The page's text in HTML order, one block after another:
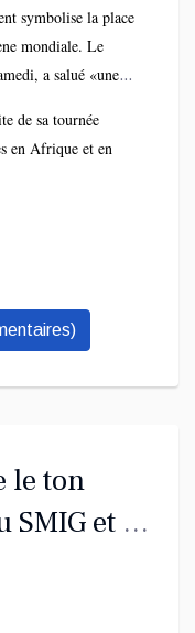
complet plusieurs
ouverte face à la
dans la
rumba, afrobeats
pyrotechnie et
déployés placent
par un artiste
par la société
symbolise la place
mondiale. Le
a salué «une
comme exemple :
de sa tournée
en Afrique et en
le ton
SMIG et la